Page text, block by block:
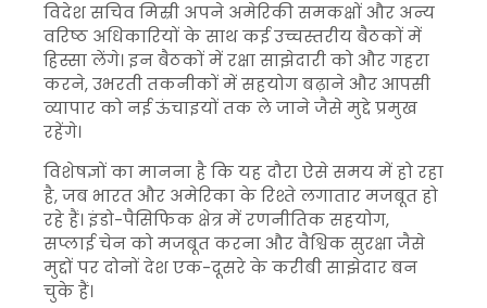
विदेश सचिव मिस्री अपने अमेरिकी समकक्षों और अन्य
वरिष्ठ अधिकारियों के साथ कई उच्चस्तरीय बैठकों में
हिस्सा लेंगे। इन बैठकों में रक्षा साझेदारी को और गहरा
करने, उभरती तकनीकों में सहयोग बढ़ाने और आपसी
व्यापार को नई ऊंचाइयों तक ले जाने जैसे मुद्दे प्रमुख
रहेंगे।
विशेषज्ञों का मानना है कि यह दौरा ऐसे समय में हो रहा
है, जब भारत और अमेरिका के रिश्ते लगातार मजबूत हो
रहे हैं। इंडो-पैसिफिक क्षेत्र में रणनीतिक सहयोग,
सप्लाई चेन को मजबूत करना और वैश्विक सुरक्षा जैसे
मुद्दों पर दोनों देश एक-दूसरे के करीबी साझेदार बन
चुके हैं।